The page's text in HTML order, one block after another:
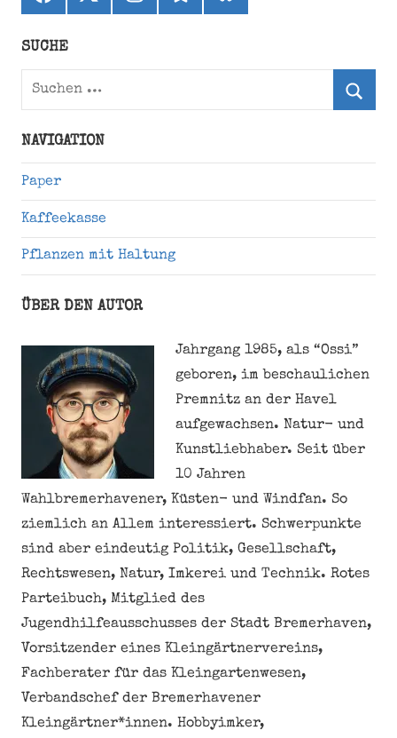
(ehemals
SUCHE
Suchen
NAVIGATION
Paper
Kaffeekasse
Pflanzen mit Haltung
ÜBER DEN AUTOR
Jahrgang 1985, als “Ossi”
geboren, im beschaulichen
Premnitz an der Havel
aufgewachsen. Natur- und
Kunstliebhaber. Seit über
10 Jahren
Wahlbremerhavener, Küsten- und Windfan. So
ziemlich an Allem interessiert. Schwerpunkte
sind aber eindeutig Politik, Gesellschaft,
Rechtswesen, Natur, Imkerei und Technik. Rotes
Parteibuch, Mitglied des
Jugendhilfeausschusses der Stadt Bremerhaven,
Vorsitzender eines Kleingärtnervereins,
Fachberater für das Kleingartenwesen,
Verbandschef der Bremerhavener
Kleingärtner*innen. Hobbyimker,